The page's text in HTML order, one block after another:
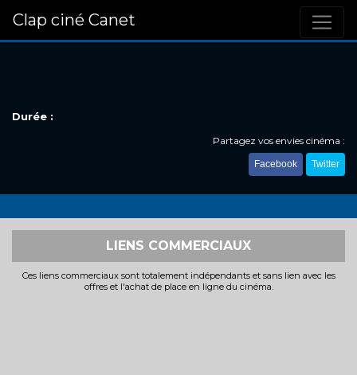
Clap ciné Canet
Durée :
Partagez vos envies cinéma :
Facebook Twitter
LIENS COMMERCIAUX
Ces liens commerciaux sont totalement indépendants et sans lien avec les
offres et l'achat de place en ligne du cinéma.